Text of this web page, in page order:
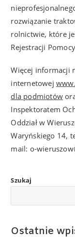
rozwiązanie
rolnictwie, które
Rejestracji
Więcej informacji
internetowej
dla podmiotów
Inspektoratem
Oddział w
Waryńskiego 14,
mail: o-
Szukaj
Ostatnie